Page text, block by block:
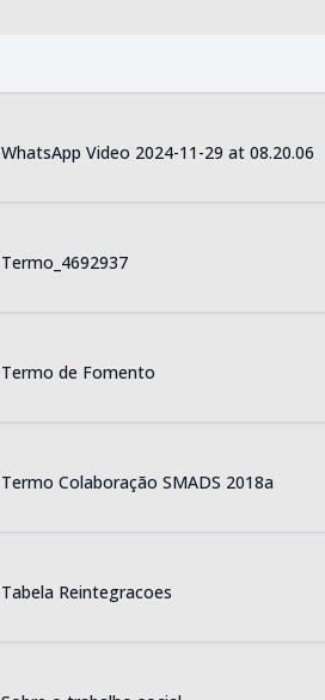
WhatsApp Video 2024-11-29 at 08.20.06
Termo_4692937
Termo de Fomento
Termo Colaboração SMADS 2018a
Tabela Reintegracoes